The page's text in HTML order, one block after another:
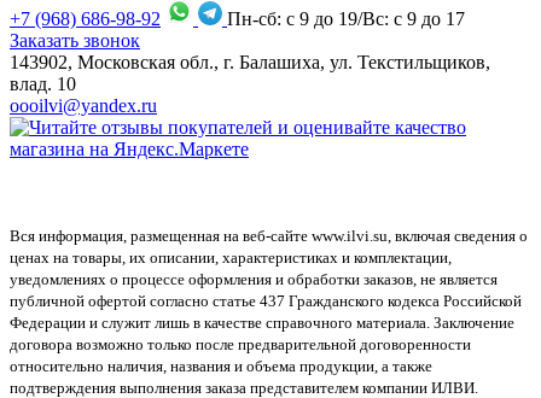
+7 (968) 686-98-92
Пн-сб: с 9 до 19/Вс: с 9 до 17
Заказать звонок
143902, Московская обл., г. Балашиха, ул. Текстильщиков,
влад. 10
oooilvi@yandex.ru
Вся информация, размещенная на веб-сайте www.ilvi.su, включая сведения о
ценах на товары, их описании, характеристиках и комплектации,
уведомлениях о процессе оформления и обработки заказов, не является
публичной офертой согласно статье 437 Гражданского кодекса Российской
Федерации и служит лишь в качестве справочного материала. Заключение
договора возможно только после предварительной договоренности
относительно наличия, названия и объема продукции, а также
подтверждения выполнения заказа представителем компании ИЛВИ.